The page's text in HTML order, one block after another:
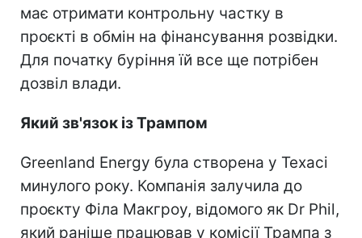
має отримати контрольну частку в
проєкті в обмін на фінансування розвідки.
Для початку буріння їй все ще потрібен
дозвіл влади.
Який зв'язок із Трампом
Greenland Energy була створена у Техасі
минулого року. Компанія залучила до
проєкту Філа Макгроу, відомого як Dr Phil,
який раніше працював у комісії Трампа з